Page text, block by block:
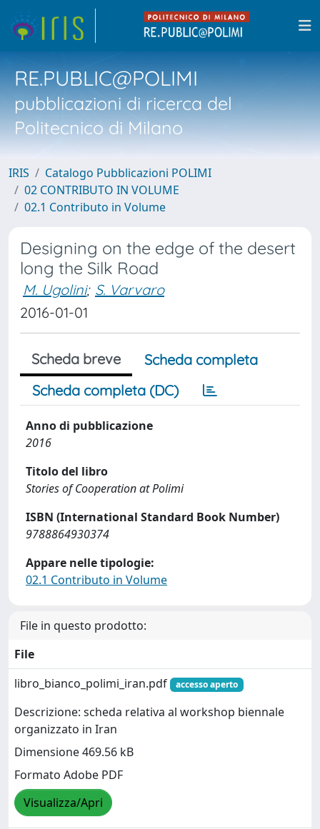
RE.PUBLIC@POLIMI
pubblicazioni di ricerca del
Politecnico di Milano
IRIS
Catalogo Pubblicazioni POLIMI
02 CONTRIBUTO IN VOLUME
02.1 Contributo in Volume
Designing on the edge of the desert
long the Silk Road
M. Ugolini; S. Varvaro
2016-01-01
Scheda breve
Scheda completa
Scheda completa (DC)
Anno di pubblicazione
2016
Titolo del libro
Stories of Cooperation at Polimi
ISBN (International Standard Book Number)
9788864930374
Appare nelle tipologie:
02.1 Contributo in Volume
File in questo prodotto:
File
libro_bianco_polimi_iran.pdf
accesso aperto
Descrizione: scheda relativa al workshop biennale
organizzato in Iran
Dimensione 469.56 kB
Formato Adobe PDF
Visualizza/Apri